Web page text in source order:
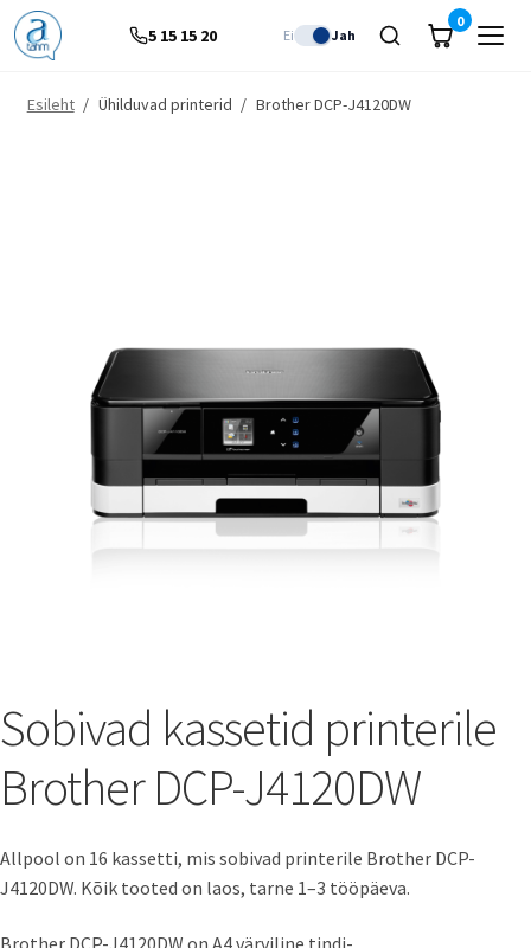
5 15 15 20 Ei Jah
0
Esileht / Ühilduvad printerid / Brother DCP-J4120DW
Sobivad kassetid printerile
Brother DCP-J4120DW
Allpool on 16 kassetti, mis sobivad printerile Brother DCP-
J4120DW. Kõik tooted on laos, tarne 1–3 tööpäeva.